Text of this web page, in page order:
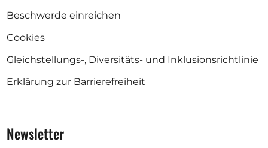
Beschwerde einreichen
Cookies
Gleichstellungs-, Diversitäts- und Inklusionsrichtlinie
Erklärung zur Barrierefreiheit
Newsletter